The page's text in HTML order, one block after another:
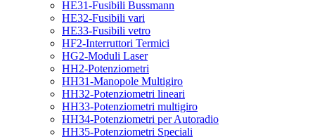
HE31-Fusibili Bussmann
HE32-Fusibili vari
HE33-Fusibili vetro
HF2-Interruttori Termici
HG2-Moduli Laser
HH2-Potenziometri
HH31-Manopole Multigiro
HH32-Potenziometri lineari
HH33-Potenziometri multigiro
HH34-Potenziometri per Autoradio
HH35-Potenziometri Speciali